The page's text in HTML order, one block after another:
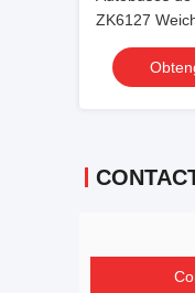
ZK6127
Plazas Lujo
Aire
Larga